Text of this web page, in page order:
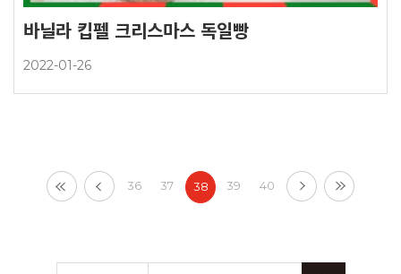
바닐라 킵펠 크리스마스 독일빵
2022-01-26
36 37 38 39 40